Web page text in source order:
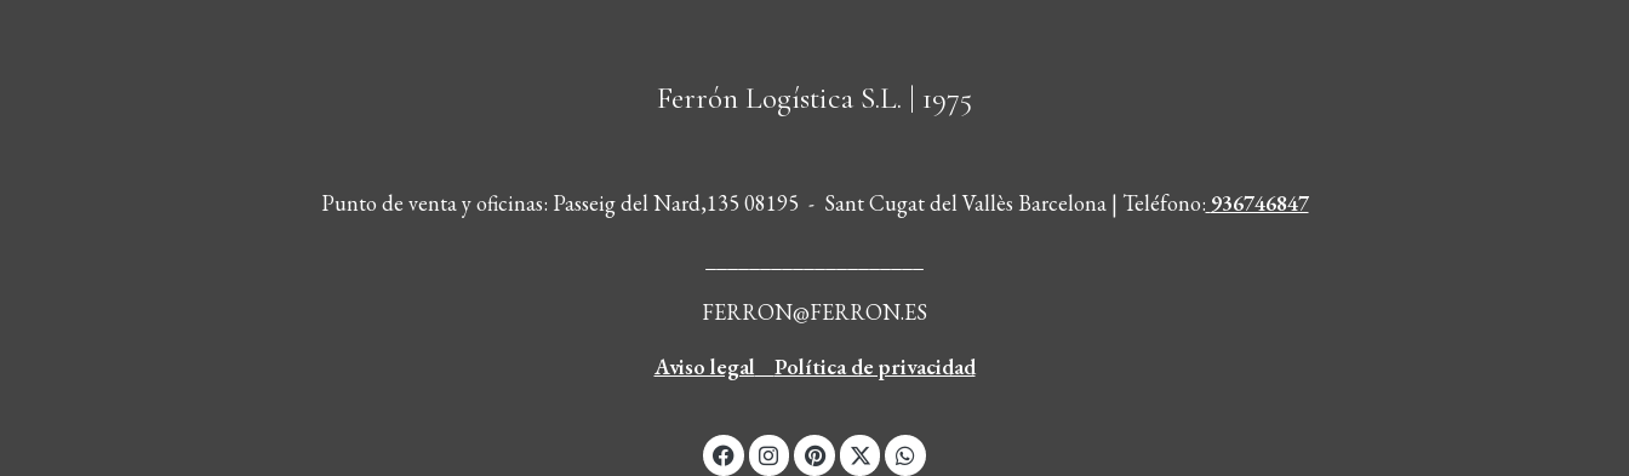
Ferrón Logística S.L. | 1975
Punto de venta y oficinas: Passeig del Nard,135 08195 - Sant Cugat del Vallès Barcelona | Teléfono: 936746847
FERRON@FERRON.ES
Aviso legal
Política de privacidad